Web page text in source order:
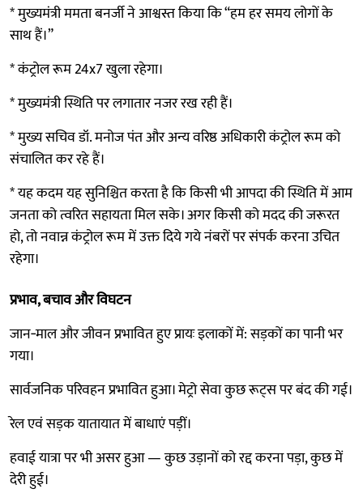
* मुख्यमंत्री ममता बनर्जी ने आश्वस्त किया कि “हम हर समय लोगों के
साथ हैं।”
* कंट्रोल रूम 24x7 खुला रहेगा।
* मुख्यमंत्री स्थिति पर लगातार नजर रख रही हैं।
* मुख्य सचिव डॉ. मनोज पंत और अन्य वरिष्ठ अधिकारी कंट्रोल रूम को
संचालित कर रहे हैं।
* यह कदम यह सुनिश्चित करता है कि किसी भी आपदा की स्थिति में आम
जनता को त्वरित सहायता मिल सके। अगर किसी को मदद की जरूरत
हो, तो नवान्न कंट्रोल रूम में उक्त दिये गये नंबरों पर संपर्क करना उचित
रहेगा।
प्रभाव, बचाव और विघटन
जान‑माल और जीवन प्रभावित हुए प्रायः इलाकों में: सड़कों का पानी भर
गया।
सार्वजनिक परिवहन प्रभावित हुआ। मेट्रो सेवा कुछ रूट्स पर बंद की गई।
रेल एवं सड़क यातायात में बाधाएं पड़ीं।
हवाई यात्रा पर भी असर हुआ — कुछ उड़ानों को रद्द करना पड़ा, कुछ में
देरी हुई।